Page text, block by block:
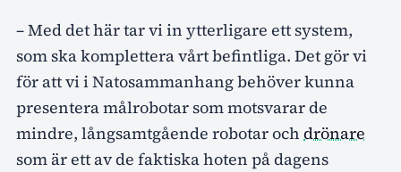
– Med det här tar vi in ytterligare ett system,
som ska komplettera vårt befintliga. Det gör vi
för att vi i Natosammanhang behöver kunna
presentera målrobotar som motsvarar de
mindre, långsamtgående robotar och drönare
som är ett av de faktiska hoten på dagens